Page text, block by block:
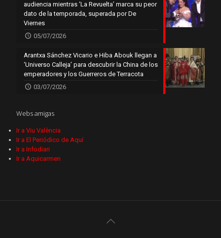
audiencia mientras ‘La Revuelta’ marca su peor
dato de la temporada, superada por De
Viernes
05/07/2026
Arantxa Sánchez Vicario e Hiba Abouk llegan a
‘Universo Calleja’ para descubrir la China de los
emperadores y los Guerreros de Terracota
03/07/2026
Webs amigas
Ir a Viu València
Ir a El Periódico de Aquí
Ir a Infodiari
Ir a Aquicarmen